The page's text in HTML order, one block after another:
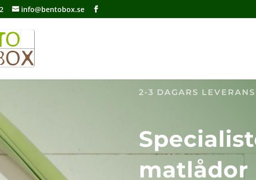
info@bentobox.se
2-3 DAGARS
matlådor